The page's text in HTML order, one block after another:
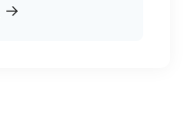
→